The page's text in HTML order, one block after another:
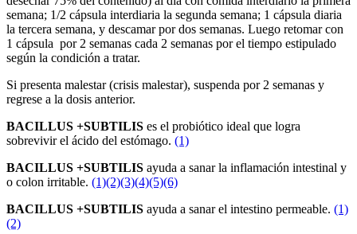
semana; 1/2 cápsula interdiaria la segunda semana; 1 cápsula diaria
la tercera semana, y descamar por dos semanas. Luego retomar con
1 cápsula por 2 semanas cada 2 semanas por el tiempo estipulado
según la condición a tratar.
Si presenta malestar (crisis malestar), suspenda por 2 semanas y
regrese a la dosis anterior.
BACILLUS +SUBTILIS es el probiótico ideal que logra
sobrevivir el ácido del estómago. (1)
BACILLUS +SUBTILIS ayuda a sanar la inflamación intestinal y
o colon irritable. (1)(2)(3)(4)(5)(6)
BACILLUS +SUBTILIS ayuda a sanar el intestino permeable. (1)
(2)